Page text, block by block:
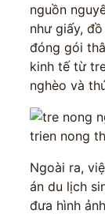
nguồn
như giấy,
đóng gói
kinh tế từ
nghèo và
Ngoài ra,
án du lịch
đưa hình